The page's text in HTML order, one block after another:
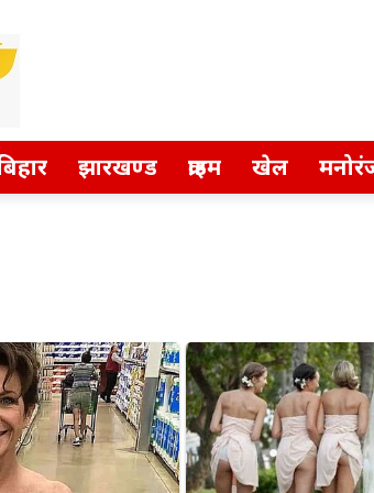
झारखण्ड क्राइम खेल